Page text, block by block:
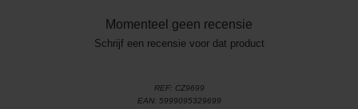
Momenteel geen recensie
Schrijf een recensie voor dat product
REF: CZ9699
EAN: 5999095329699